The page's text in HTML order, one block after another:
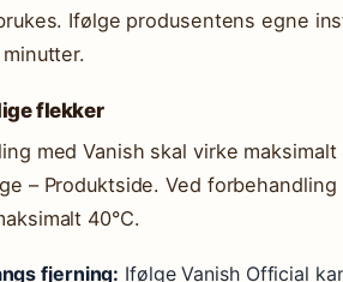
Ifølge produsentens egne
flekker
med Vanish skal virke
– Produktside. Ved
40°C.
fjerning: Ifølge Vanish Official